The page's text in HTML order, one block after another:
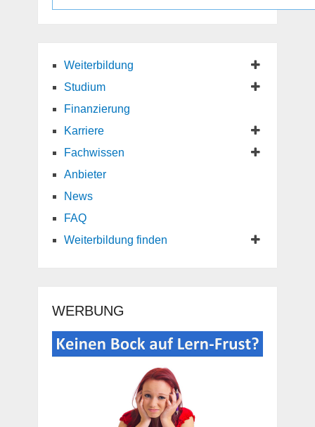
Weiterbildung
Studium
Finanzierung
Karriere
Fachwissen
Anbieter
News
FAQ
Weiterbildung finden
WERBUNG